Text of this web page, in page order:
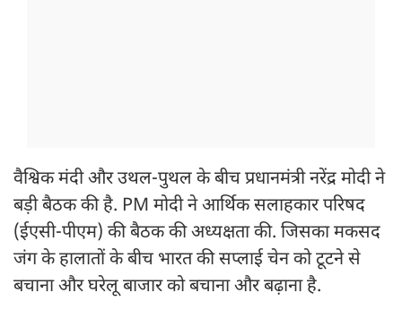
वैश्विक मंदी और उथल-पुथल के बीच प्रधानमंत्री नरेंद्र मोदी ने
बड़ी बैठक की है. PM मोदी ने आर्थिक सलाहकार परिषद
(ईएसी-पीएम) की बैठक की अध्यक्षता की. जिसका मकसद
जंग के हालातों के बीच भारत की सप्लाई चेन को टूटने से
बचाना और घरेलू बाजार को बचाना और बढ़ाना है.